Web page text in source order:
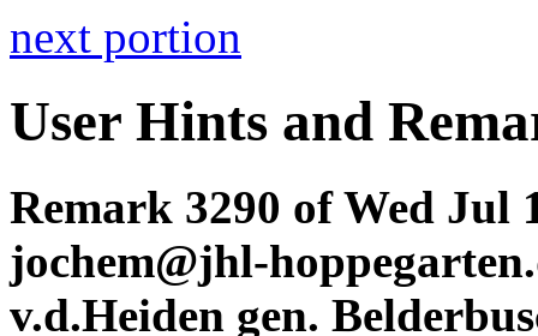
next portion
User Hints and
Remark 3290 of Wed Jul
jochem@jhl-
v.d.Heiden gen.